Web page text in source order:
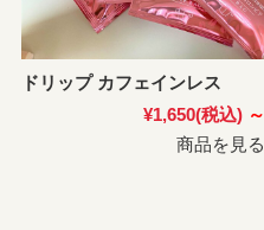
ドリップ カフェインレス
¥1,650(税込) ～
商品を見る